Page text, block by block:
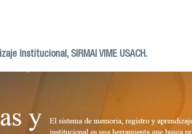
Institucional, SIRMAI VIME USACH.